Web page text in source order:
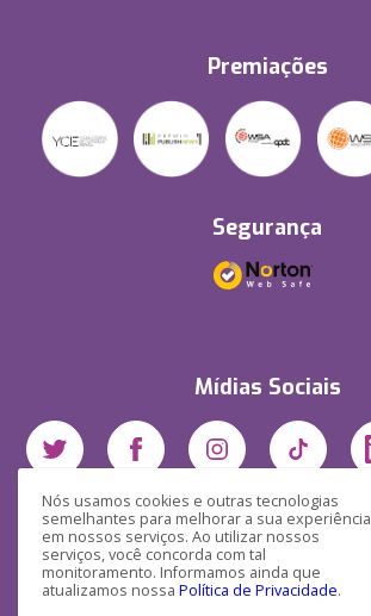
Nós usamos cookies e outras tecnologias
semelhantes para melhorar a sua experiência
em nossos serviços. Ao utilizar nossos
serviços, você concorda com tal
monitoramento. Informamos ainda que
atualizamos nossa Política de Privacidade.
Premiações
Segurança
Mídias Sociais